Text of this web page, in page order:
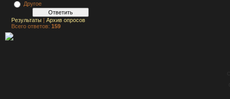
Другое
Результаты | Архив опросов
Всего ответов: 159